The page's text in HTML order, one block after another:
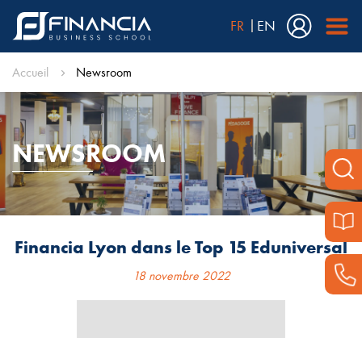
FR EN
Accueil Newsroom
NEWSROOM
Financia Lyon dans le Top 15 Eduniversal
18 novembre 2022